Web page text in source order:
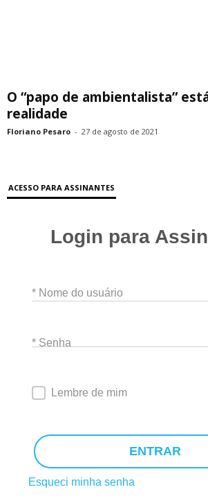
O “papo de ambientalista”
realidade
Floriano Pesaro - 27 de agosto de 2021
ACESSO PARA ASSINANTES
Login para
* Nome do usuário
* Senha
Lembre de mim
ENTRAR
Esqueci minha senha